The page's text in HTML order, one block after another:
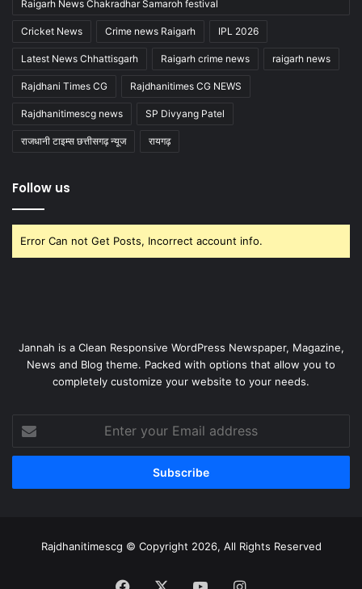
Raigarh News Chakradhar Samaroh festival
Cricket News Crime news Raigarh IPL 2026
Latest News Chhattisgarh Raigarh crime news raigarh news
Rajdhani Times CG Rajdhanitimes CG NEWS
Rajdhanitimescg news SP Divyang Patel
राजधानी टाइम्स छत्तीसगढ़ न्यूज रायगढ़
Follow us
Error Can not Get Posts, Incorrect account info.
Jannah is a Clean Responsive WordPress Newspaper, Magazine,
News and Blog theme. Packed with options that allow you to
completely customize your website to your needs.
your
Email
Rajdhanitimescg © Copyright 2026, All Rights Reserved
Facebook YouTubeInstagram